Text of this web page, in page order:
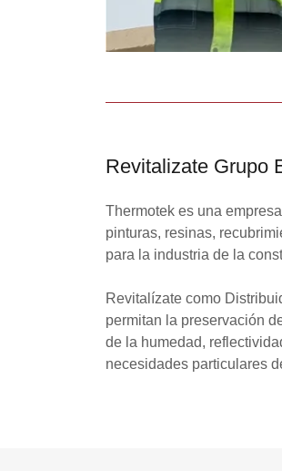
Revitalizate Grupo
Thermotek es una
pinturas, resinas,
para la industria de la
Revitalízate como
permitan la preservación
de la humedad,
necesidades particulares